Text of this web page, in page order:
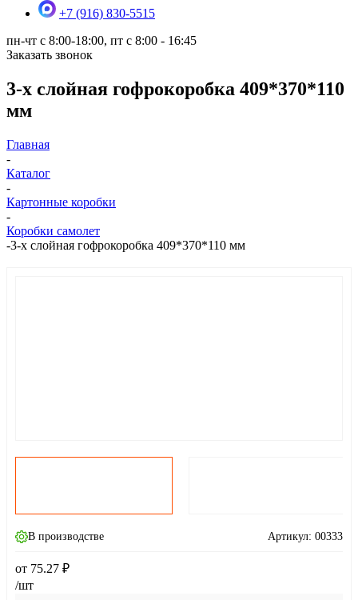
+7 (916) 830-5515
пн-чт c 8:00-18:00, пт с 8:00 - 16:45
Заказать звонок
3-х слойная гофрокоробка 409*370*110
мм
Главная
-
Каталог
-
Картонные коробки
-
Коробки самолет
-3-х слойная гофрокоробка 409*370*110 мм
В производстве Артикул: 00333
от 75.27 ₽
/шт